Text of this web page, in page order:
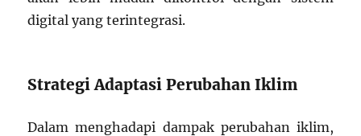
digital yang terintegrasi.
Strategi Adaptasi Perubahan Iklim
Dalam menghadapi dampak perubahan iklim,